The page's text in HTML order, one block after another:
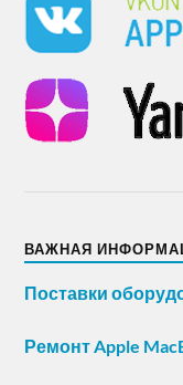
ВАЖНАЯ
Поставки
Ремонт Apple